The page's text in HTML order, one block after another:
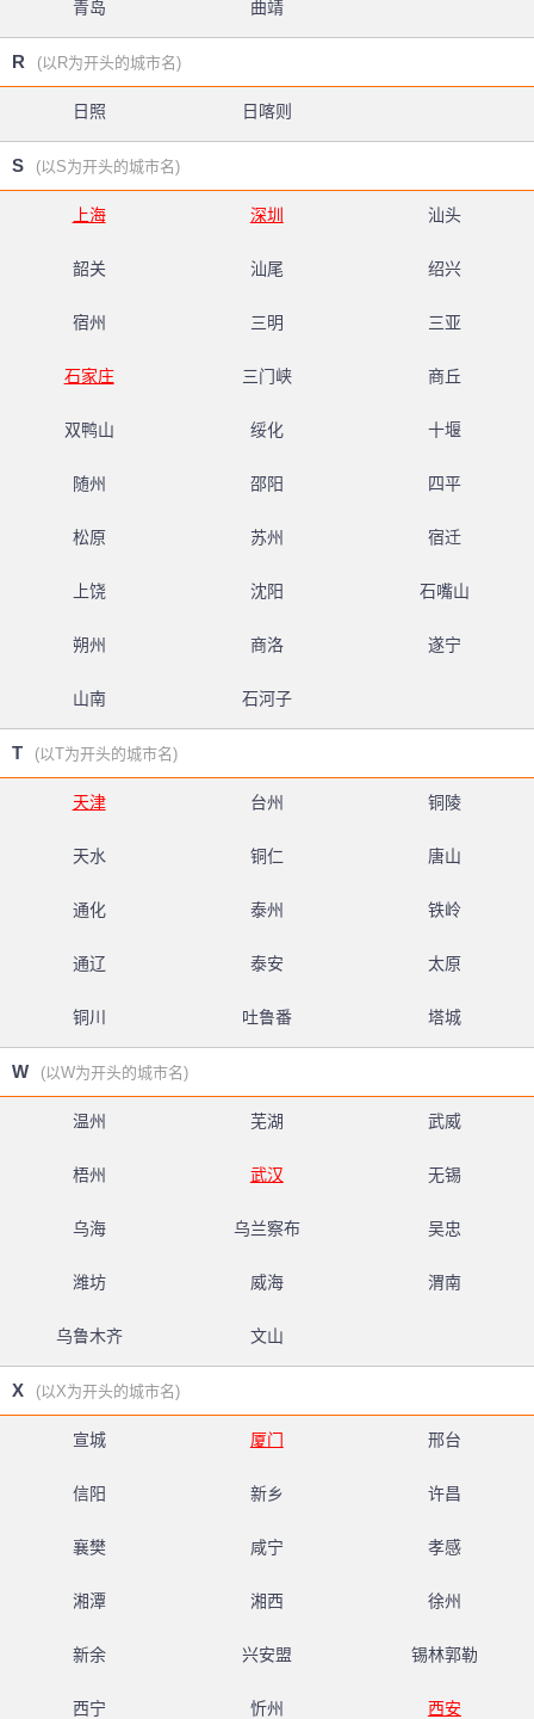
青岛 曲靖
R (以R为开头的城市名)
日照 日喀则
S (以S为开头的城市名)
上海 深圳 汕头
韶关 汕尾 绍兴
宿州 三明 三亚
石家庄 三门峡 商丘
双鸭山 绥化 十堰
随州 邵阳 四平
松原 苏州 宿迁
上饶 沈阳 石嘴山
朔州 商洛 遂宁
山南 石河子
T (以T为开头的城市名)
天津 台州 铜陵
天水 铜仁 唐山
通化 泰州 铁岭
通辽 泰安 太原
铜川 吐鲁番 塔城
W (以W为开头的城市名)
温州 芜湖 武威
梧州 武汉 无锡
乌海 乌兰察布 吴忠
潍坊 威海 渭南
乌鲁木齐 文山
X (以X为开头的城市名)
宣城 厦门 邢台
信阳 新乡 许昌
襄樊 咸宁 孝感
湘潭 湘西 徐州
新余 兴安盟 锡林郭勒
西宁 忻州 西安